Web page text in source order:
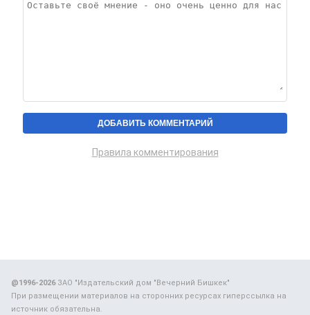
Правила комментирования
@1996-2026ЗАО "Издательский дом "Вечерний Бишкек"
При размещении материалов на сторонних ресурсах гиперссылка на
источник обязательна.